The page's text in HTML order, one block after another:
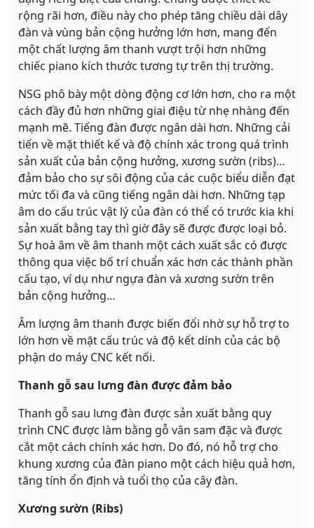
rộng rãi hơn, điều này cho phép tăng chiều dài dây
đàn và vùng bản cộng hưởng lớn hơn, mang đến
một chất lượng âm thanh vượt trội hơn những
chiếc piano kích thước tương tự trên thị trường.
NSG phô bày một dòng động cơ lớn hơn, cho ra một
cách đầy đủ hơn những giai điệu từ nhẹ nhàng đến
mạnh mẽ. Tiếng đàn được ngân dài hơn. Những cải
tiến về mặt thiết kế và độ chính xác trong quá trình
sản xuất của bản cộng hưởng, xương sườn (ribs)…
đảm bảo cho sự sôi động của các cuộc biểu diễn đạt
mức tối đa và cũng tiếng ngân dài hơn. Những tạp
âm do cấu trúc vật lý của đàn có thể có trước kia khi
sản xuất bằng tay thì giờ đây sẽ được được loại bỏ.
Sự hoà âm về âm thanh một cách xuất sắc có được
thông qua việc bố trí chuẩn xác hơn các thành phần
cấu tạo, ví dụ như ngựa đàn và xương sườn trên
bản cộng hưởng…
Âm lượng âm thanh được biến đổi nhờ sự hỗ trợ to
lớn hơn về mặt cấu trúc và độ kết dính của các bộ
phận do máy CNC kết nối.
Thanh gỗ sau lưng đàn được đảm bảo
Thanh gỗ sau lưng đàn được sản xuất bằng quy
trình CNC được làm bằng gỗ vân sam đặc và được
cắt một cách chính xác hơn. Do đó, nó hỗ trợ cho
khung xương của đàn piano một cách hiệu quả hơn,
tăng tính ổn định và tuổi thọ của cây đàn.
Xương sườn (Ribs)